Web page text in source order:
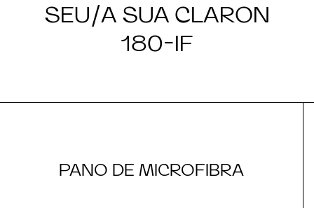
SEU/A SUA CLARON
180-IF
PANO DE MICROFIBRA